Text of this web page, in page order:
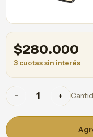
$280.000
3 cuotas sin interés
− +